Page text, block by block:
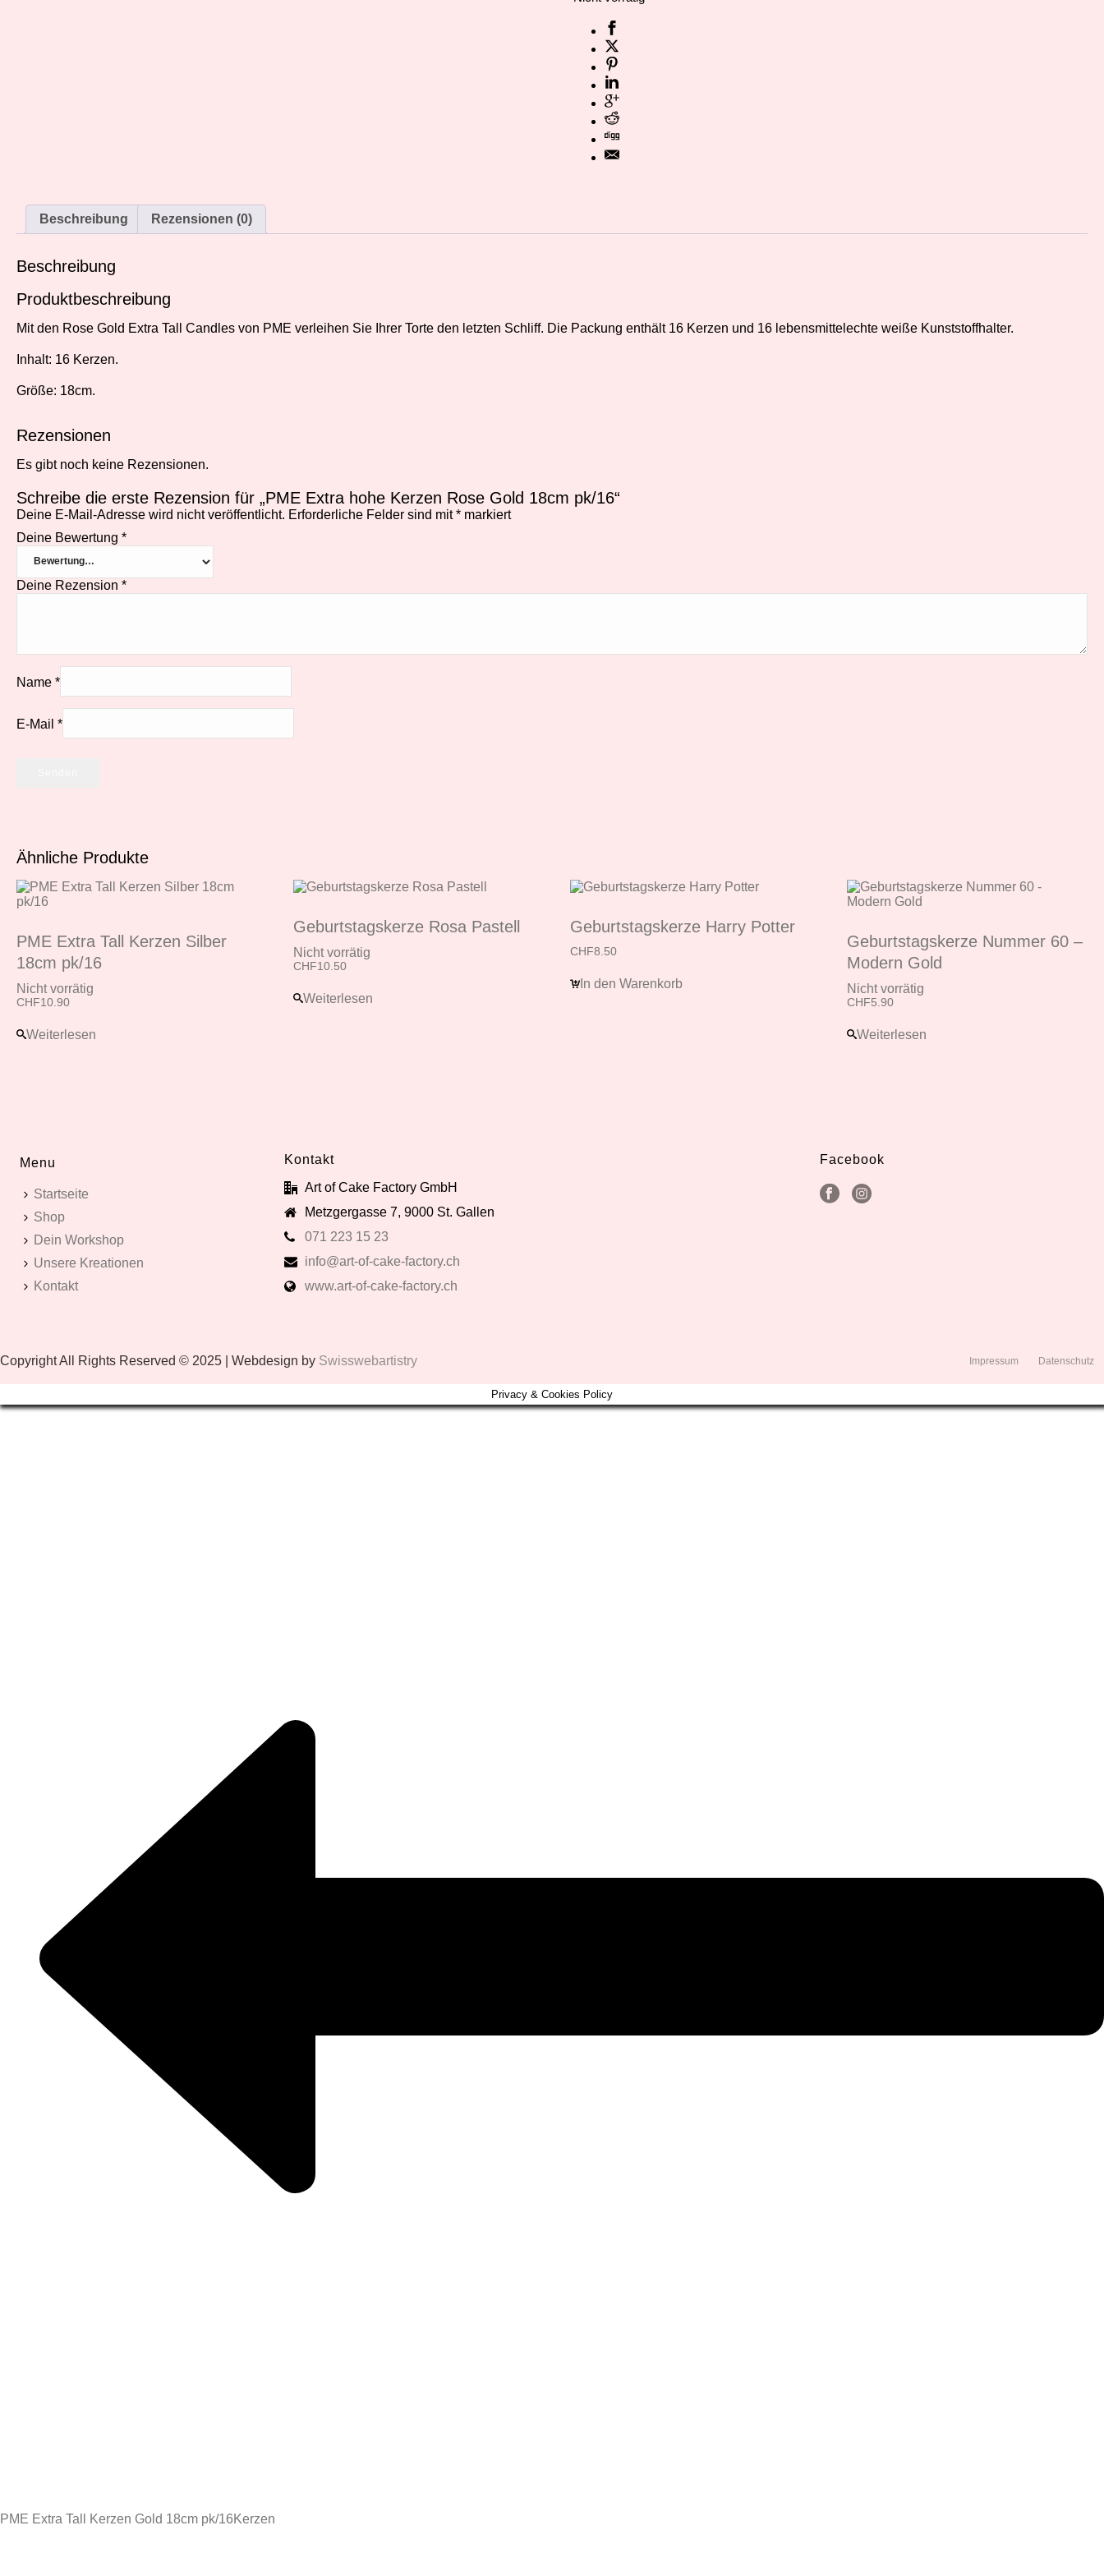
Beschreibung Rezensionen (0)
Beschreibung
Produktbeschreibung
Mit den Rose Gold Extra Tall Candles von PME verleihen Sie Ihrer Torte den letzten Schliff. Die Packung enthält 16 Kerzen und 16 lebensmittelechte weiße Kunststoffhalter.
Inhalt: 16 Kerzen.
Größe: 18cm.
Rezensionen
Es gibt noch keine Rezensionen.
Schreibe die erste Rezension für „PME Extra hohe Kerzen Rose Gold 18cm pk/16“
Deine E-Mail-Adresse wird nicht veröffentlicht. Erforderliche Felder sind mit* markiert
Deine Bewertung *
Deine Rezension *
Name *
E-Mail *
Ähnliche Produkte
PME Extra Tall Kerzen Silber
18cm pk/16
Nicht vorrätig
CHF10.90
Weiterlesen
Geburtstagskerze Rosa Pastell
Nicht vorrätig
CHF10.50
Weiterlesen
Geburtstagskerze Harry Potter
CHF8.50
In den Warenkorb
Geburtstagskerze Nummer 60 –
Modern Gold
Nicht vorrätig
CHF5.90
Weiterlesen
Menu
Startseite
Shop
Dein Workshop
Unsere Kreationen
Kontakt
Kontakt
Art of Cake Factory GmbH
Metzgergasse 7, 9000 St. Gallen
071 223 15 23
info@art-of-cake-factory.ch
www.art-of-cake-factory.ch
Facebook
Copyright All Rights Reserved © 2025 | Webdesign by Swisswebartistry Impressum Datenschutz
Privacy & Cookies Policy
PME Extra Tall Kerzen Gold 18cm pk/16Kerzen